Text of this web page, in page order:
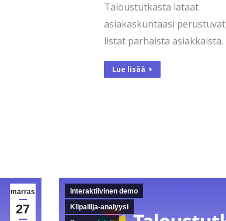
Taloustutkasta lataat
asiakaskuntaasi perustuvat
listat parhaista asiakkaista.
Lue lisää
marras
27
Interaktiivinen demo
Kilpailija-analyysi